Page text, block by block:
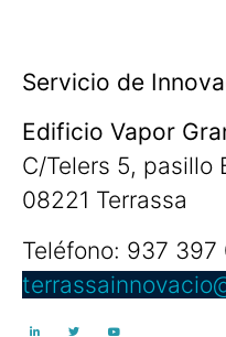
Servicio de
Edificio Vapor
C/Telers 5, pasillo
08221 Terrassa
Teléfono: 937